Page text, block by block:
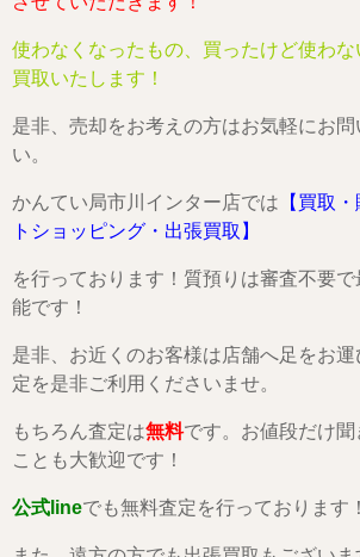
使わなくなったもの、買ったけど使わ
買取いたします！
是非、売却をお考えの方はお気軽にお問
い。
かんてい局市川インター店では 【買取
トショッピング・出張買取】
を行っております！質預りは審査不要
能です！
是非、お近くのお客様は店舗へ足をお
定を是非ご利用くださいませ。
もちろん査定は無料です。お値段だけ聞
ことも大歓迎です！
公式lineでも無料査定を行っております！